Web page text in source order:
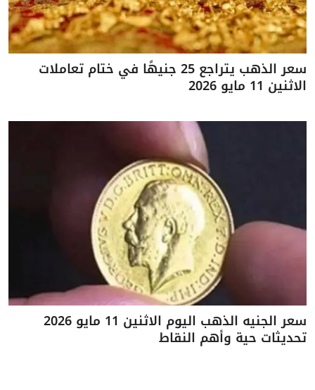
سعر الذهب يتراجع 25 جنيهًا في ختام تعاملات
الاثنين 11 مايو 2026
سعر الجنيه الذهب اليوم الاثنين 11 مايو 2026
تحديثات حية وأهم النقاط